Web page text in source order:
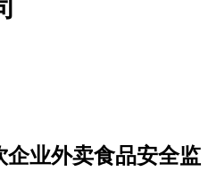
业外卖食品安全监